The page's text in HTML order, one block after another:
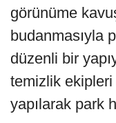
görünüme
budanmasıyla
düzenli bir
temizlik ekipleri
yapılarak park